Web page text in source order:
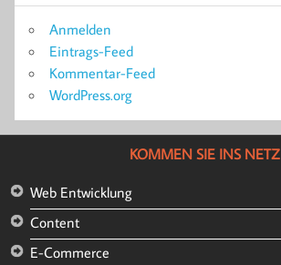
Anmelden
Eintrags-Feed
Kommentar-Feed
WordPress.org
KOMMEN SIE INS NETZ
Web Entwicklung
Content
E-Commerce